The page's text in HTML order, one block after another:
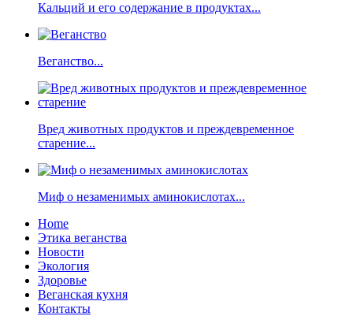
Кальций и его содержание в продуктах...
Веганство...
Вред животных продуктов и преждевременное
старение...
Миф о незаменимых аминокислотах...
Home
Этика веганства
Новости
Экология
Здоровье
Веганская кухня
Контакты